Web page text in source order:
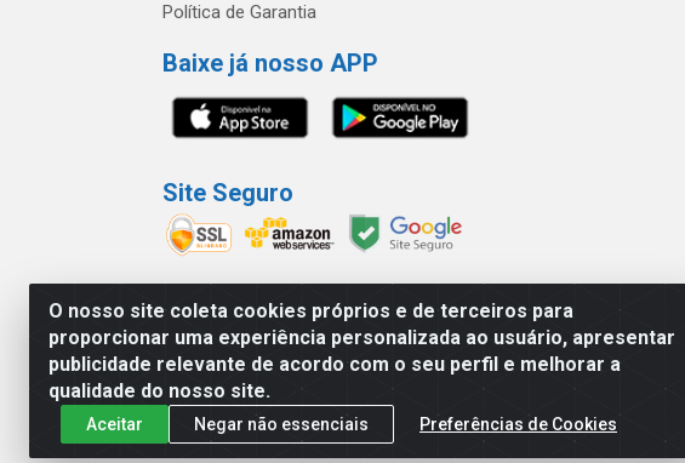
O nosso site coleta cookies próprios e de terceiros para
proporcionar uma experiência personalizada ao usuário, apresentar
publicidade relevante de acordo com o seu perfil e melhorar a
qualidade do nosso site.
Aceitar Negar não essenciais Preferências de Cookies
Política de Garantia
Baixe já nosso APP
Site Seguro
América Latina Indústria e Comércio de Vidros LTDA - CNPJ